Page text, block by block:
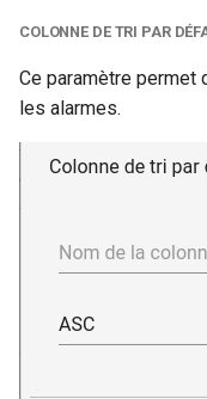
COLONNE DE TRI PAR
Ce paramètre permet
les alarmes.